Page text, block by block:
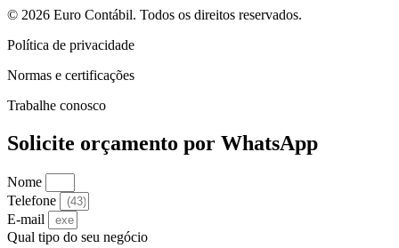
© 2026 Euro Contábil. Todos os direitos reservados.
Política de privacidade
Normas e certificações
Trabalhe conosco
Solicite orçamento por WhatsApp
Nome
Telefone
E-mail
Qual tipo do seu negócio